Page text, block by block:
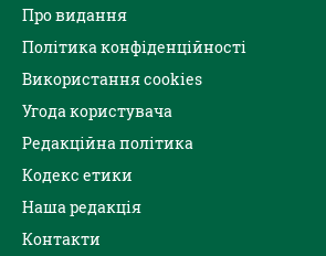
Про видання
Політика конфіденційності
Використання cookies
Угода користувача
Редакційна політика
Кодекс етики
Наша редакція
Контакти